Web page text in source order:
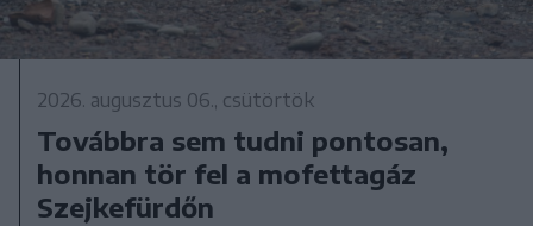
2026. augusztus 06., csütörtök
Továbbra sem tudni pontosan,
honnan tör fel a mofettagáz
Szejkefürdőn